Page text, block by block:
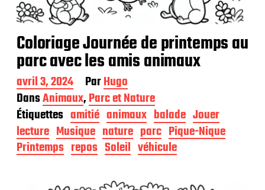
Coloriage Journée de printemps au
parc avec les amis animaux
D
a
t
e
d
e
p
avril 3, 2024 ParHugo
DansAnimaux,Parc et Nature
Étiquettes amitié animaux balade Jouer
lecture Musique nature parc Pique-Nique
Printemps repos Soleil véhicule